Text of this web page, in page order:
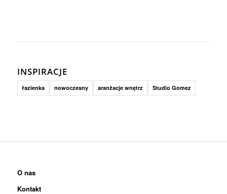
INSPIRACJE
łazienka nowoczesny aranżacje wnętrz Studio Gomez
O nas
Kontakt